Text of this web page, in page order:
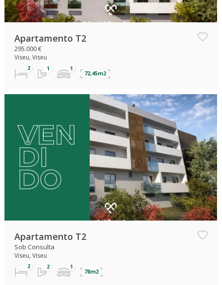
Apartamento T2
295.000 €
Viseu, Viseu
72,45m2
VEN
DI
DO
Apartamento T2
Sob Consulta
Viseu, Viseu
78m2